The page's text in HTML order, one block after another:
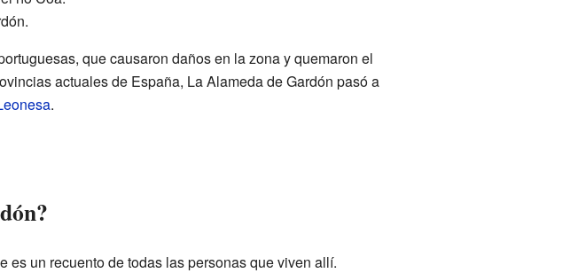
que causaron daños en la zona y quemaron el
actuales de España, La Alameda de Gardón pasó a
.
es un recuento de todas las personas que viven allí.